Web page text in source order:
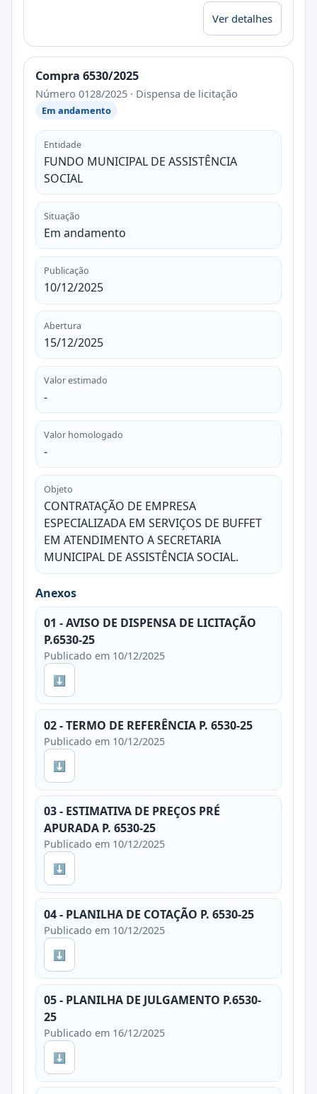
Ver detalhes
Compra 6530/2025
Número 0128/2025 · Dispensa de licitação
Em andamento
Entidade
FUNDO MUNICIPAL DE ASSISTÊNCIA
SOCIAL
Situação
Em andamento
Publicação
10/12/2025
Abertura
15/12/2025
Valor estimado
-
Valor homologado
-
Objeto
CONTRATAÇÃO DE EMPRESA
ESPECIALIZADA EM SERVIÇOS DE BUFFET
EM ATENDIMENTO A SECRETARIA
MUNICIPAL DE ASSISTÊNCIA SOCIAL.
Anexos
01 - AVISO DE DISPENSA DE LICITAÇÃO
P.6530-25
Publicado em 10/12/2025
⬇
02 - TERMO DE REFERÊNCIA P. 6530-25
Publicado em 10/12/2025
⬇
03 - ESTIMATIVA DE PREÇOS PRÉ
APURADA P. 6530-25
Publicado em 10/12/2025
⬇
04 - PLANILHA DE COTAÇÃO P. 6530-25
Publicado em 10/12/2025
⬇
05 - PLANILHA DE JULGAMENTO P.6530-
25
Publicado em 16/12/2025
⬇